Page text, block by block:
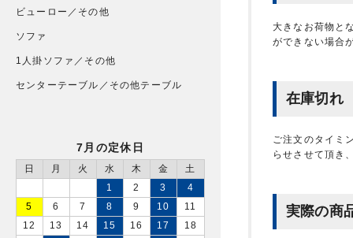
大きなお荷物と
ができない場合
在庫切れ
ご注文のタイミ
らせさせて頂き
実際の商
ビューロー／その他
ソファ
1人掛ソファ／その他
センターテーブル／その他テーブル
7月の定休日
日 月 火 水 木 金
土
1
2 3
4
5
6 7 8 9 10
11
12
13 14 15 16 17
18